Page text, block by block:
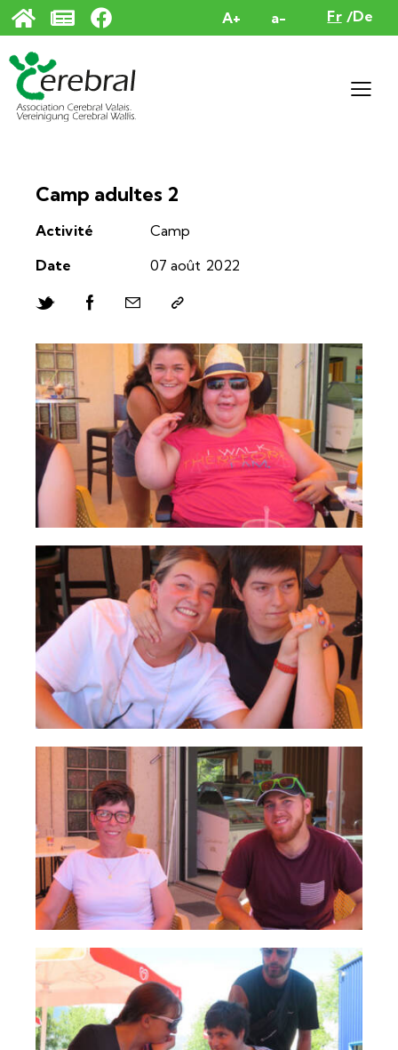
A+ a- Fr De
Camp adultes 2
Activité
Camp
Date
07 août 2022
Panneau de gestion des cookies